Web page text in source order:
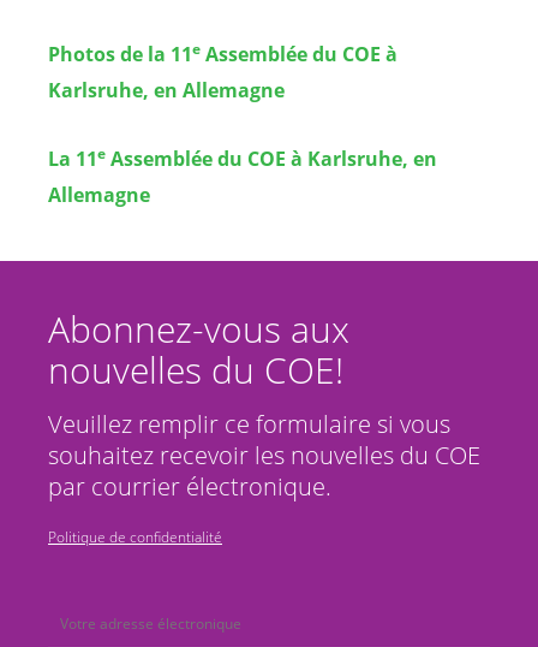
Photos de la 11e Assemblée du COE à
Karlsruhe, en Allemagne
La 11e Assemblée du COE à Karlsruhe, en
Allemagne
Abonnez-vous aux
nouvelles du COE!
Veuillez remplir ce formulaire si vous
souhaitez recevoir les nouvelles du COE
par courrier électronique.
Politique de confidentialité